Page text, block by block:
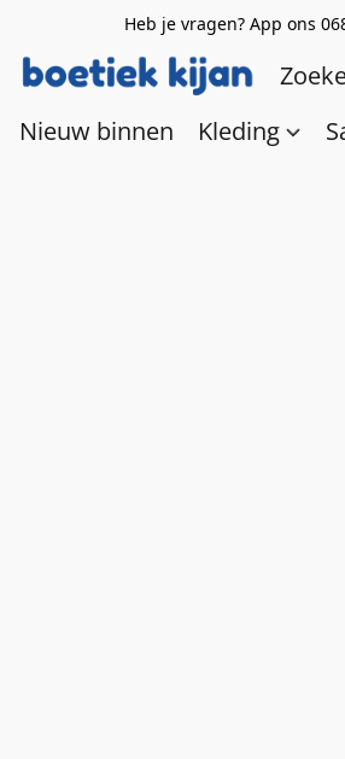
Heb je vragen? App ons
Nieuw binnen Kleding